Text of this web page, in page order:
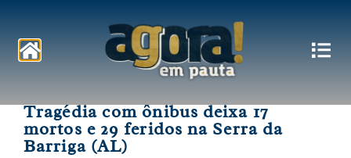
Tragédia com ônibus deixa 17
mortos e 29 feridos na Serra da
Barriga (AL)